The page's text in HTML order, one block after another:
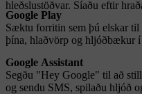
hleðslustöðvar. Síaðu eftir
Google Play
Sæktu forritin sem þú elskar til
þína, hlaðvörp og hljóðbækur í
Google Assistant
Segðu "Hey Google" til að
og sendu SMS, spilaðu hljóð